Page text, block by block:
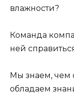
влажности?
Команда
ней
Мы знаем, чем
обладаем